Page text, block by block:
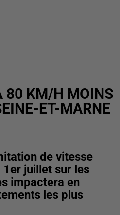
80 KM/H MOINS
ET-MARNE
de vitesse
juillet sur les
impactera en
les plus